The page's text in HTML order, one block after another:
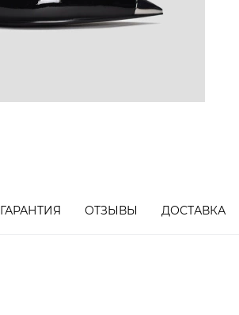
ГАРАНТИЯ ОТЗЫВЫ ДОСТАВКА